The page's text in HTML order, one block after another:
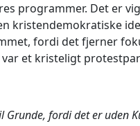
programmer. Det er
kristendemokratiske
fordi det fjerner
var et kristeligt
Grunde, fordi det er uden